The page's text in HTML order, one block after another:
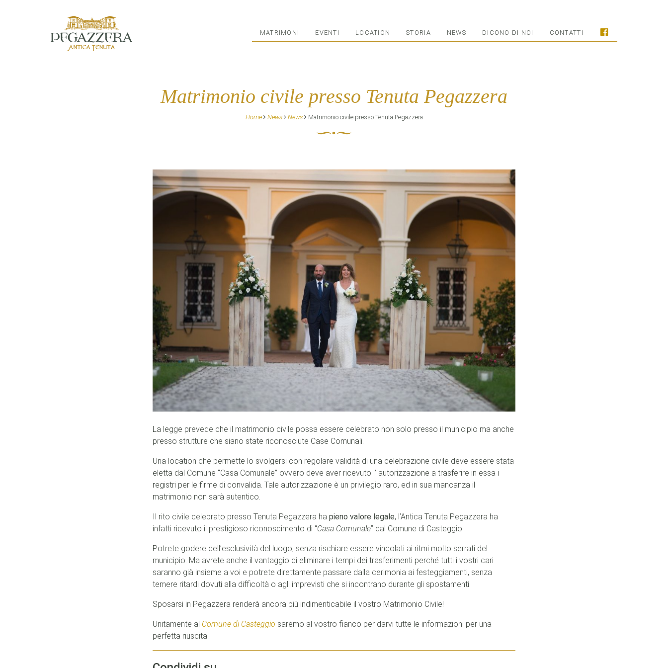
MATRIMONI EVENTI LOCATION STORIA NEWS DICONO DI NOI CONTATTI
Matrimonio civile presso Tenuta Pegazzera
Home News News Matrimonio civile presso Tenuta Pegazzera
La legge prevede che il matrimonio civile possa essere celebrato non solo presso il municipio ma anche
presso strutture che siano state riconosciute Case Comunali.
Una location che permette lo svolgersi con regolare validità di una celebrazione civile deve essere stata
eletta dal Comune “Casa Comunale” ovvero deve aver ricevuto l’ autorizzazione a trasferire in essa i
registri per le firme di convalida. Tale autorizzazione è un privilegio raro, ed in sua mancanza il
matrimonio non sarà autentico.
Il rito civile celebrato presso Tenuta Pegazzera ha pieno valore legale, l’Antica Tenuta Pegazzera ha
infatti ricevuto il prestigioso riconoscimento di “Casa Comunale” dal Comune di Casteggio.
Potrete godere dell’esclusività del luogo, senza rischiare essere vincolati ai ritmi molto serrati del
municipio. Ma avrete anche il vantaggio di eliminare i tempi dei trasferimenti perché tutti i vostri cari
saranno già insieme a voi e potrete direttamente passare dalla cerimonia ai festeggiamenti, senza
temere ritardi dovuti alla difficoltà o agli imprevisti che si incontrano durante gli spostamenti.
Sposarsi in Pegazzera renderà ancora più indimenticabile il vostro Matrimonio Civile!
Unitamente al Comune di Casteggio saremo al vostro fianco per darvi tutte le informazioni per una
perfetta riuscita.